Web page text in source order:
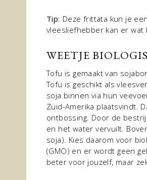
Tip: Deze frittata kun je
vleesliefhebber kan er wat
WEETJE
Tofu is gemaakt van
Tofu is geschikt als
soja binnen via hun
Zuid-Amerika plaatsvindt.
ontbossing. Door de
en het water vervuilt.
soja). Kies daarom voor
(GMO) en er wordt geen
beter voor jouzelf, maar